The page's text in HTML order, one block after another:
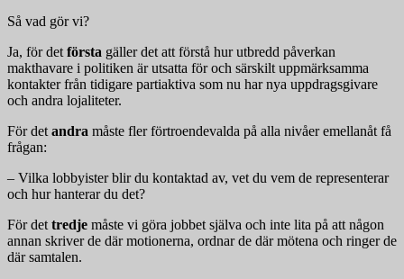
Så vad gör vi?
Ja, för det första gäller det att förstå hur utbredd påverkan
makthavare i politiken är utsatta för och särskilt uppmärksamma
kontakter från tidigare partiaktiva som nu har nya uppdragsgivare
och andra lojaliteter.
För det andra måste fler förtroendevalda på alla nivåer emellanåt få
frågan:
– Vilka lobbyister blir du kontaktad av, vet du vem de representerar
och hur hanterar du det?
För det tredje måste vi göra jobbet själva och inte lita på att någon
annan skriver de där motionerna, ordnar de där mötena och ringer de
där samtalen.